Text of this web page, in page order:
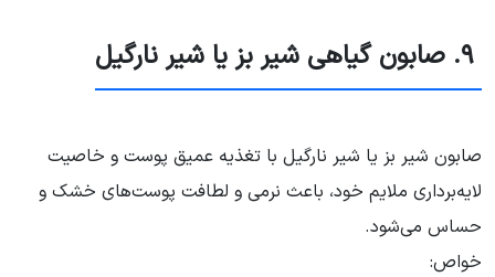
صابون شیر بز یا شیر نارگیل با تغذیه عمیق پوست و خاصیت
لایه‌برداری ملایم خود، باعث نرمی و لطافت پوست‌های خشک و
حساس می‌شود.
خواص: